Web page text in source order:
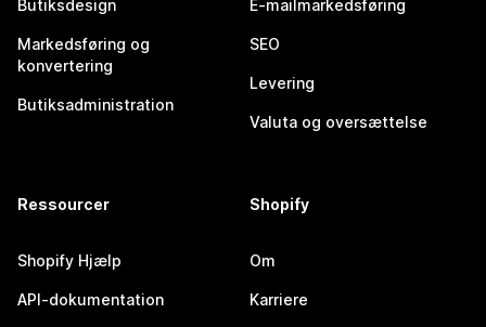
Butiksdesign
Markedsføring og
konvertering
Butiksadministration
E-mailmarkedsføring
SEO
Levering
Valuta og oversættelse
Ressourcer
Shopify Hjælp
API-dokumentation
Shopify
Om
Karriere